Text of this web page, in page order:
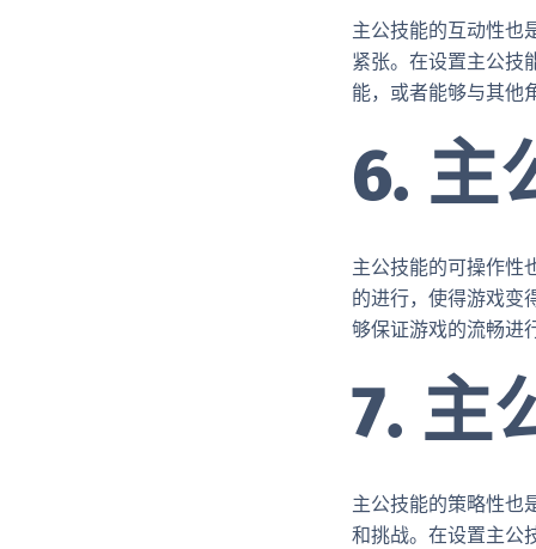
主公技能的互动性也
紧张。在设置主公技
能，或者能够与其他
6. 主
主公技能的可操作性
的进行，使得游戏变
够保证游戏的流畅进
7. 主
主公技能的策略性也
和挑战。在设置主公